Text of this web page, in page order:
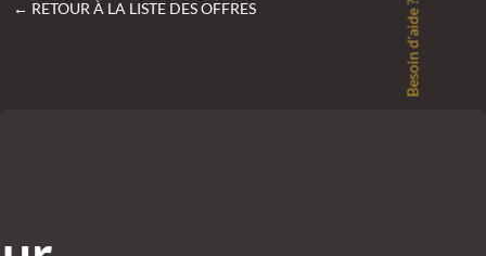
← RETOUR À LA LISTE DES OFFRES Besoin d'aide ?